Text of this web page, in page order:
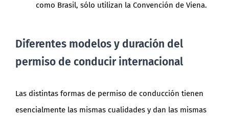
como Brasil, sólo utilizan la Convención de Viena.
Diferentes modelos y duración del
permiso de conducir internacional
Las distintas formas de permiso de conducción tienen
esencialmente las mismas cualidades y dan las mismas